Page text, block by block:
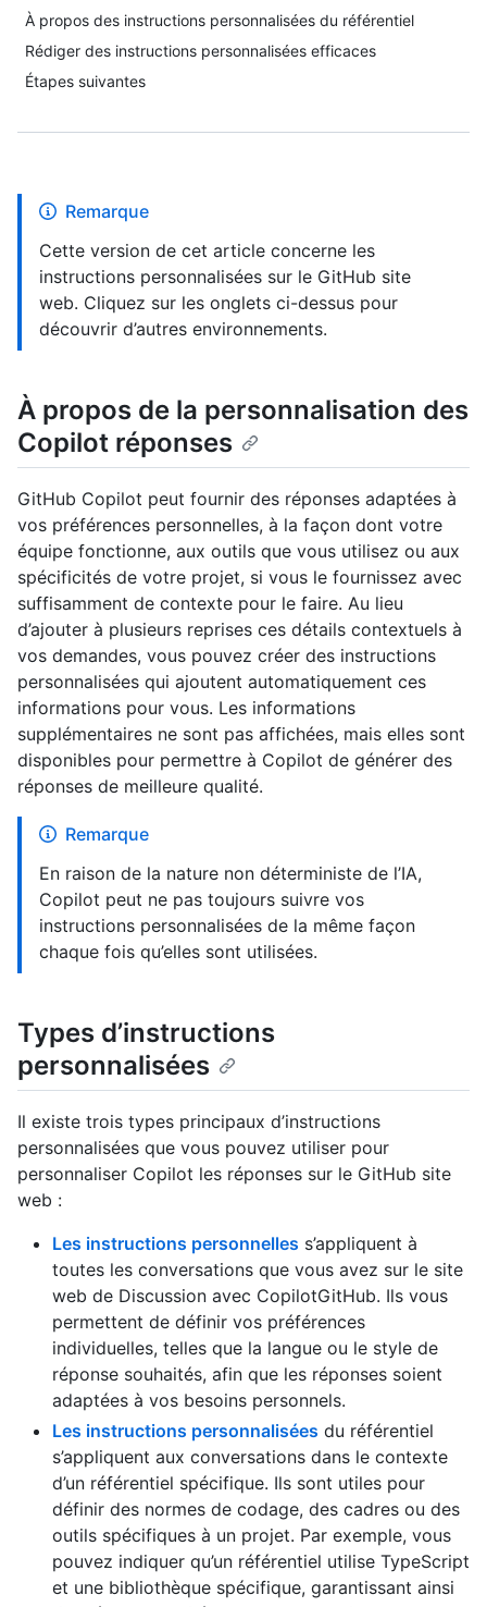
À propos des instructions personnalisées du référentiel
Rédiger des instructions personnalisées efficaces
Étapes suivantes
Remarque
Cette version de cet article concerne les
instructions personnalisées sur le GitHub site
web. Cliquez sur les onglets ci-dessus pour
découvrir d’autres environnements.
À propos de la personnalisation des
Copilot réponses
GitHub Copilot peut fournir des réponses adaptées à
vos préférences personnelles, à la façon dont votre
équipe fonctionne, aux outils que vous utilisez ou aux
spécificités de votre projet, si vous le fournissez avec
suffisamment de contexte pour le faire. Au lieu
d’ajouter à plusieurs reprises ces détails contextuels à
vos demandes, vous pouvez créer des instructions
personnalisées qui ajoutent automatiquement ces
informations pour vous. Les informations
supplémentaires ne sont pas affichées, mais elles sont
disponibles pour permettre à Copilot de générer des
réponses de meilleure qualité.
Remarque
En raison de la nature non déterministe de l’IA,
Copilot peut ne pas toujours suivre vos
instructions personnalisées de la même façon
chaque fois qu’elles sont utilisées.
Types d’instructions
personnalisées
Il existe trois types principaux d’instructions
personnalisées que vous pouvez utiliser pour
personnaliser Copilot les réponses sur le GitHub site
web :
Les instructions personnelles s’appliquent à
toutes les conversations que vous avez sur le site
web de Discussion avec CopilotGitHub. Ils vous
permettent de définir vos préférences
individuelles, telles que la langue ou le style de
réponse souhaités, afin que les réponses soient
adaptées à vos besoins personnels.
Les instructions personnalisées du référentiel
s’appliquent aux conversations dans le contexte
d’un référentiel spécifique. Ils sont utiles pour
définir des normes de codage, des cadres ou des
outils spécifiques à un projet. Par exemple, vous
pouvez indiquer qu’un référentiel utilise TypeScript
et une bibliothèque spécifique, garantissant ainsi